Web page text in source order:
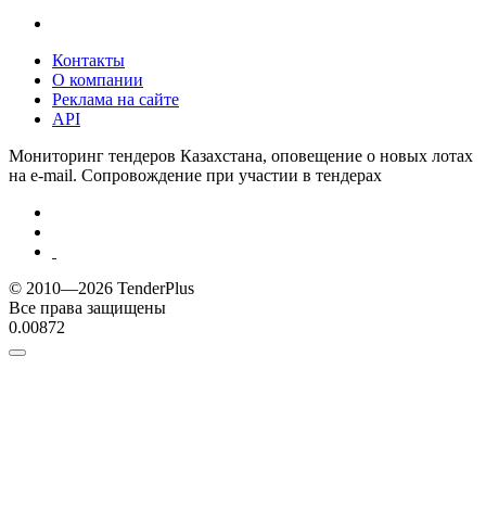
Контакты
О компании
Реклама на сайте
API
Мониторинг тендеров Казахстана, оповещение о новых лотах
на e-mail. Сопровождение при участии в тендерах
© 2010—2026 TenderPlus
Все права защищены
0.00872